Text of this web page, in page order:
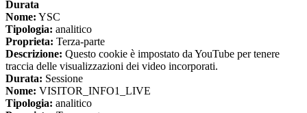
Durata
Nome: YSC
Tipologia: analitico
Proprieta: Terza-parte
Descrizione: Questo cookie è impostato da YouTube per tenere
traccia delle visualizzazioni dei video incorporati.
Durata: Sessione
Nome: VISITOR_INFO1_LIVE
Tipologia: analitico